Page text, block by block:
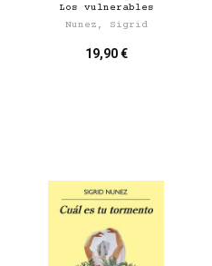
Los vulnerables
Nunez, Sigrid
19,90 €